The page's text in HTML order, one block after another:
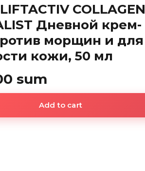
COLLAGEN
Дневной крем-
морщин и для
кожи, 50 мл
sum
Add to cart